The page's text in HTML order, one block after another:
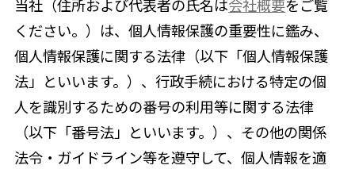
当社（住所および代表者の氏名は会社概要をご覧
ください。）は、個人情報保護の重要性に鑑み、
個人情報保護に関する法律（以下「個人情報保護
法」といいます。）、行政手続における特定の個
人を識別するための番号の利用等に関する法律
（以下「番号法」といいます。）、その他の関係
法令・ガイドライン等を遵守して、個人情報を適